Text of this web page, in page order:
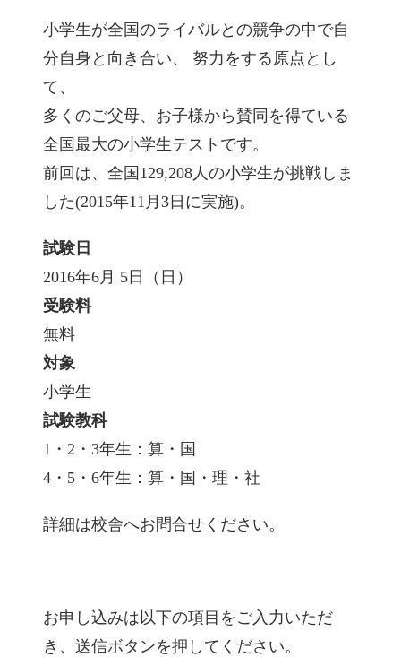
小学生が全国のライバルとの競争の中で自
分自身と向き合い、 努力をする原点とし
て、
多くのご父母、お子様から賛同を得ている
全国最大の小学生テストです。
前回は、全国129,208人の小学生が挑戦しま
した(2015年11月3日に実施)。
試験日
2016年6月 5日（日）
受験料
無料
対象
小学生
試験教科
1・2・3年生：算・国
4・5・6年生：算・国・理・社
詳細は校舎へお問合せください。
お申し込みは以下の項目をご入力いただ
き、送信ボタンを押してください。